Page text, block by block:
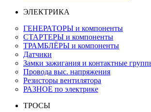
ЭЛЕКТРИКА
ГЕНЕРАТОРЫ и компоненты
СТАРТЕРЫ и компоненты
ТРАМБЛЁРЫ и компоненты
Датчики
Замки зажигания и контактные
Провода выс. напряжения
Резисторы вентилятора
РАЗНОЕ по электрике
ТРОСЫ